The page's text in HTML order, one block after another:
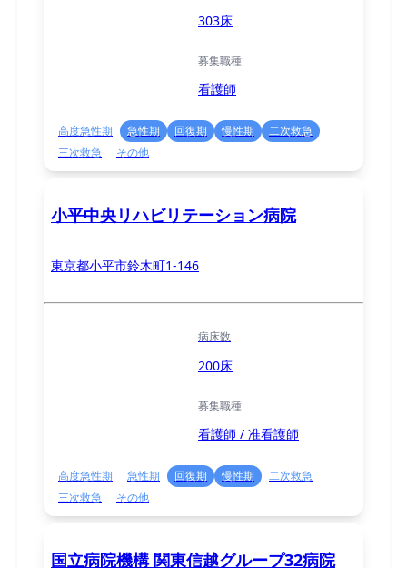
303床
募集職種
看護師
高度急性期 急性期 回復期 慢性期
二次救急
三次救急
その他
小平中央リハビリテーション病院
東京都小平市鈴木町1-146
病床数
200床
募集職種
看護師 / 准看護師
高度急性期 急性期 回復期 慢性期
二次救急
三次救急
その他
国立病院機構 関東信越グループ32病院